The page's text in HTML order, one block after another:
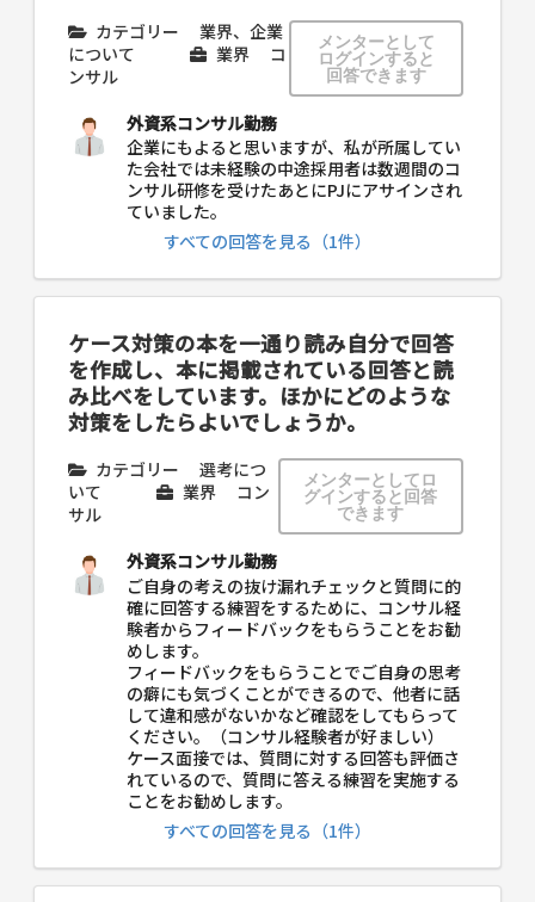
カテゴリー
業界、企業
について
業界
コ
ンサル
メンターとして
ログインすると
回答できます
外資系コンサル勤務
企業にもよると思いますが、私が所属してい
た会社では未経験の中途採用者は数週間のコ
ンサル研修を受けたあとにPJにアサインされ
ていました。
すべての回答を見る（1件）
ケース対策の本を一通り読み自分で回答
を作成し、本に掲載されている回答と読
み比べをしています。ほかにどのような
対策をしたらよいでしょうか。
カテゴリー
選考につ
いて
業界
コン
サル
メンターとしてロ
グインすると回答
できます
外資系コンサル勤務
ご自身の考えの抜け漏れチェックと質問に的
確に回答する練習をするために、コンサル経
験者からフィードバックをもらうことをお勧
めします。
フィードバックをもらうことでご自身の思考
の癖にも気づくことができるので、他者に話
して違和感がないかなど確認をしてもらって
ください。（コンサル経験者が好ましい）
ケース面接では、質問に対する回答も評価さ
れているので、質問に答える練習を実施する
ことをお勧めします。
すべての回答を見る（1件）